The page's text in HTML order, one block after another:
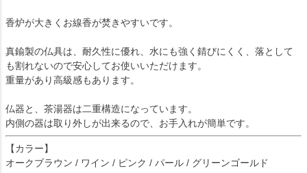
香炉が大きくお線香が焚きやすいです。
真鍮製の仏具は、耐久性に優れ、水にも強く錆びにくく、落として
も割れないので安心してお使いいただけます。
重量があり高級感もあります。
仏器と、茶湯器は二重構造になっています。
内側の器は取り外しが出来るので、お手入れが簡単です。
【カラー】
オークブラウン / ワイン / ピンク / パール / グリーンゴールド